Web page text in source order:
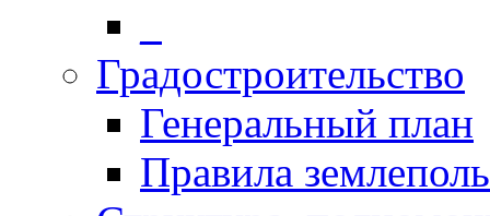
Градостроительство
Генеральный план
Правила